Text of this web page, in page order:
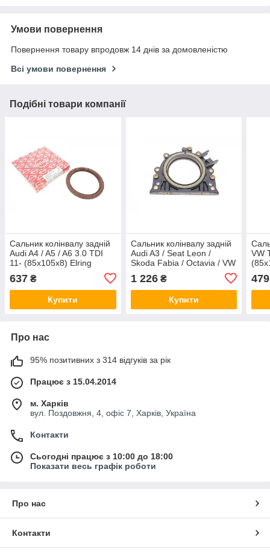
Умови повернення
Повернення товару впродовж 14 днів за домовленістю
Всі умови повернення
Подібні товари компанії
Сальник колінвалу задній
Audi A4 / A5 / A6 3.0 TDI
11- (85x105x8) Elring
637 ₴
Купити
Сальник колінвалу задній
Audi A3 / Seat Leon /
Skoda Fabia / Octavia / VW
Caddy / Passat(85x111) 1.4
/ 1.6 03- Vika 11031011801
1 226₴
Купити
VW
479
Про нас
95% позитивних з 314 відгуків за рік
Працює з 15.04.2014
м. Харків
вул. Поздовжня, 4, офіс 7, Харків, Україна
Контакти
Сьогодні працює з 10:00 до 18:00
Показати весь графік роботи
Про нас
Контакти